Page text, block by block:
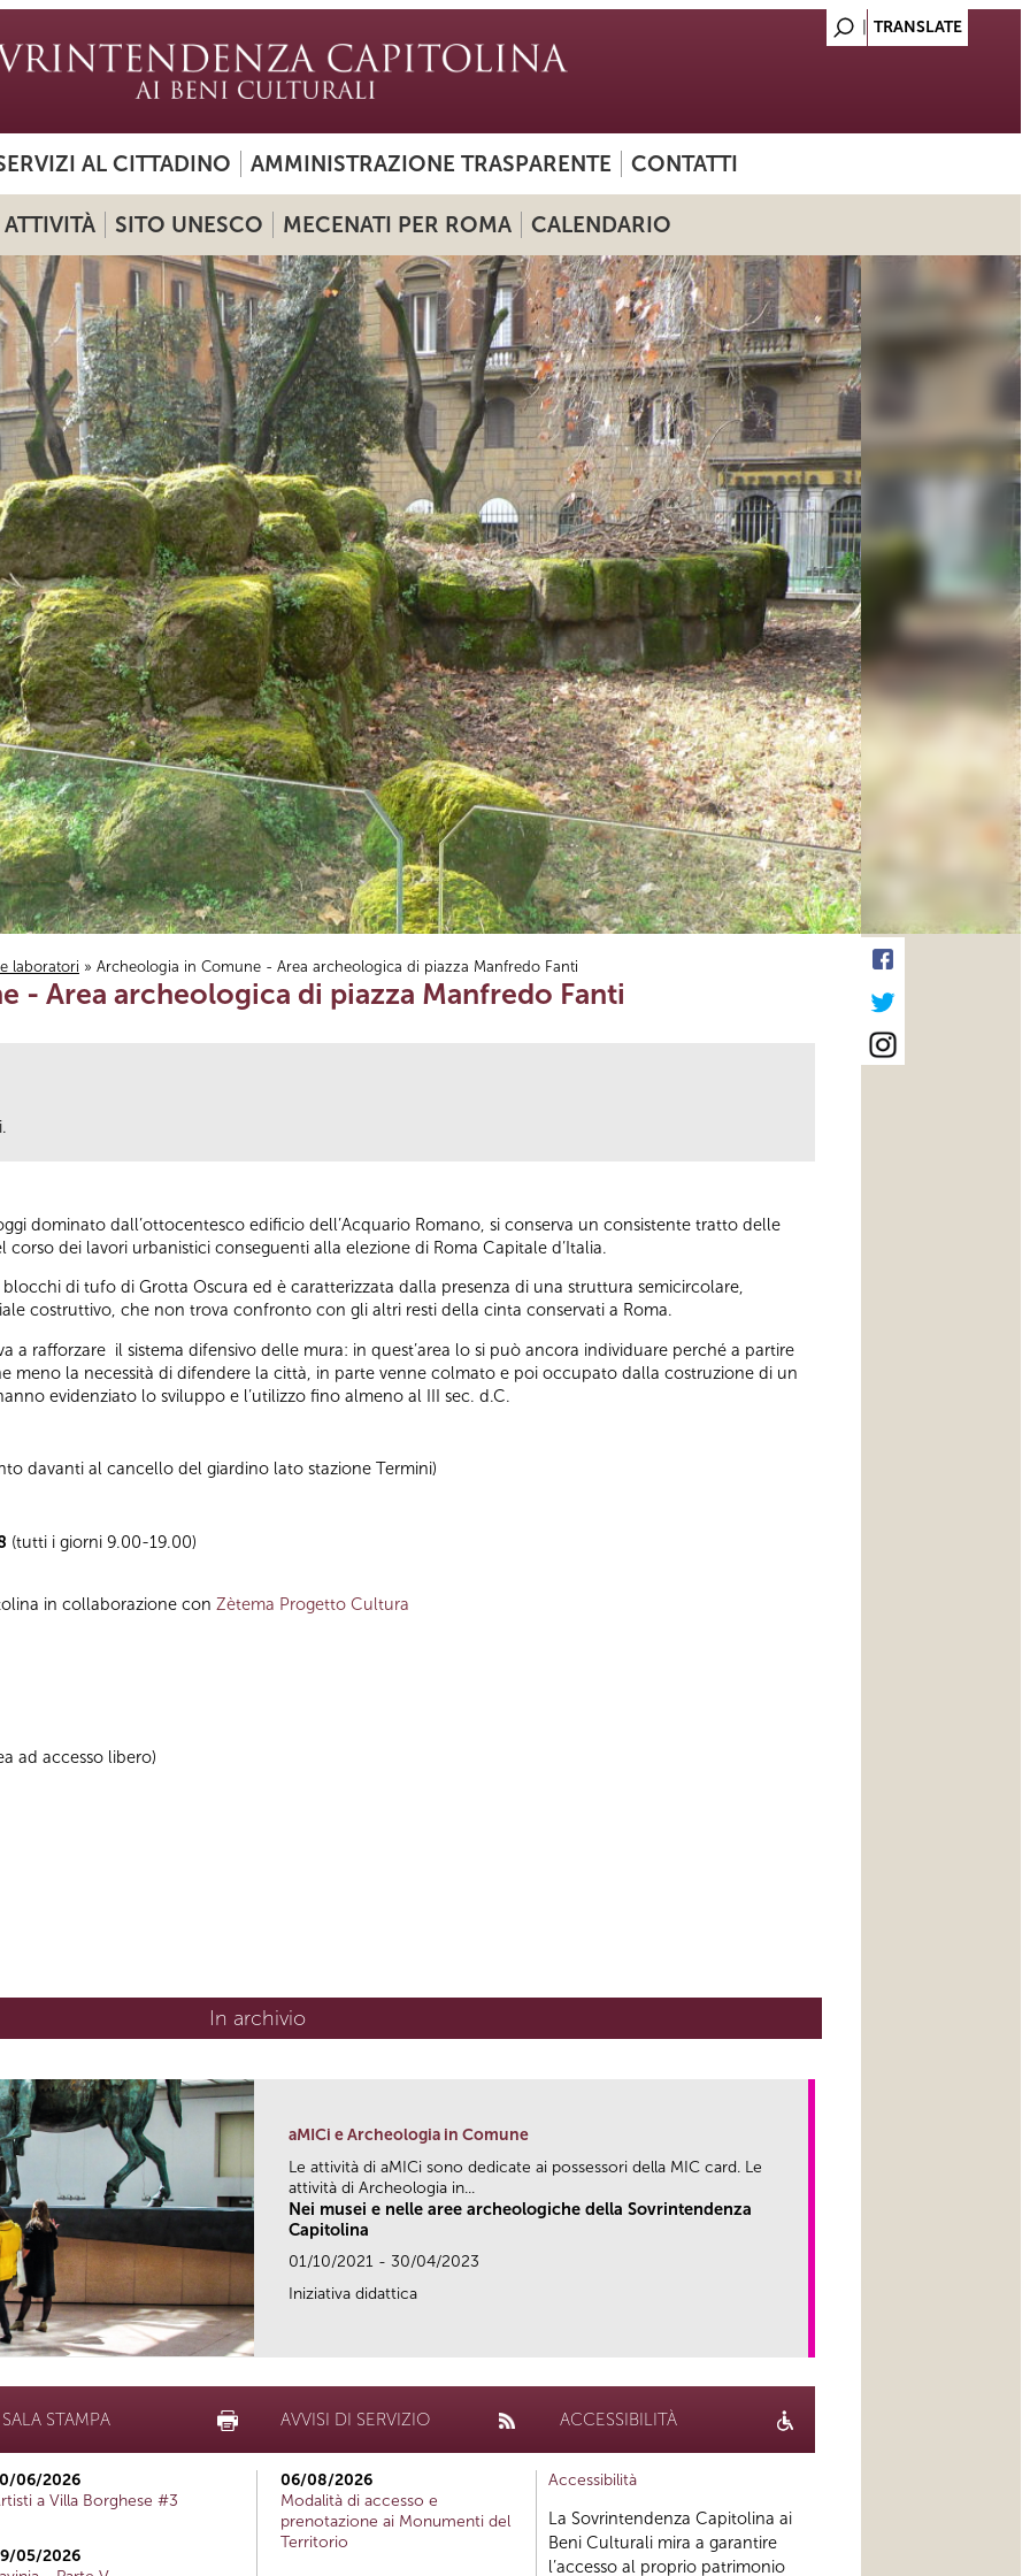
AL CITTADINO AMMINISTRAZIONE TRASPARENTE CONTATTI
ATTIVITÀ SITO UNESCO MECENATI PER ROMA CALENDARIO
laboratori » Archeologia in Comune - Area archeologica di piazza Manfredo Fanti
- Area archeologica di piazza Manfredo Fanti
dominato dall’ottocentesco edificio dell’Acquario Romano, si conserva un consistente tratto delle
dei lavori urbanistici conseguenti alla elezione di Roma Capitale d’Italia.
di tufo di Grotta Oscura ed è caratterizzata dalla presenza di una struttura semicircolare,
costruttivo, che non trova confronto con gli altri resti della cinta conservati a Roma.
a rafforzare il sistema difensivo delle mura: in quest’area lo si può ancora individuare perché a partire
meno la necessità di difendere la città, in parte venne colmato e poi occupato dalla costruzione di un
evidenziato lo sviluppo e l’utilizzo fino almeno al III sec. d.C.
davanti al cancello del giardino lato stazione Termini)
(tutti i giorni 9.00-19.00)
in collaborazione con Zètema Progetto Cultura
ad accesso libero)
In archivio
aMICi e Archeologia in Comune
Le attività di aMICi sono dedicate ai possessori della MIC card. Le
attività di Archeologia in...
Nei musei e nelle aree archeologiche della Sovrintendenza
Capitolina
01/10/2021 - 30/04/2023
Iniziativa didattica
SALA STAMPA
06/2026
a Villa Borghese #3
05/2026
AVVISI DI SERVIZIO
06/08/2026
Modalità di accesso e
prenotazione ai Monumenti del
Territorio
ACCESSIBILITÀ
Accessibilità
La Sovrintendenza Capitolina ai
Beni Culturali mira a garantire
l’accesso al proprio patrimonio